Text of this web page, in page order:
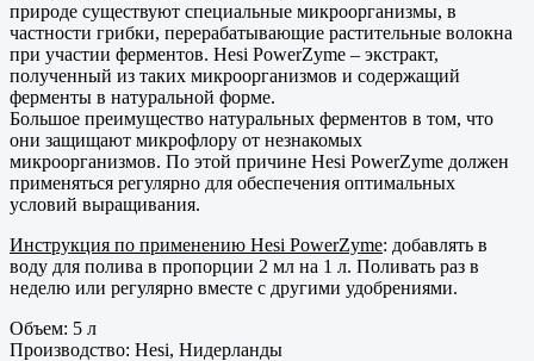
природе существуют специальные микроорганизмы, в
частности грибки, перерабатывающие растительные волокна
при участии ферментов. Hesi PowerZyme – экстракт,
полученный из таких микроорганизмов и содержащий
ферменты в натуральной форме.
Большое преимущество натуральных ферментов в том, что
они защищают микрофлору от незнакомых
микроорганизмов. По этой причине Hesi PowerZyme должен
применяться регулярно для обеспечения оптимальных
условий выращивания.
Инструкция по применению Hesi PowerZyme: добавлять в
воду для полива в пропорции 2 мл на 1 л. Поливать раз в
неделю или регулярно вместе с другими удобрениями.
Объем: 5 л
Производство: Hesi, Нидерланды